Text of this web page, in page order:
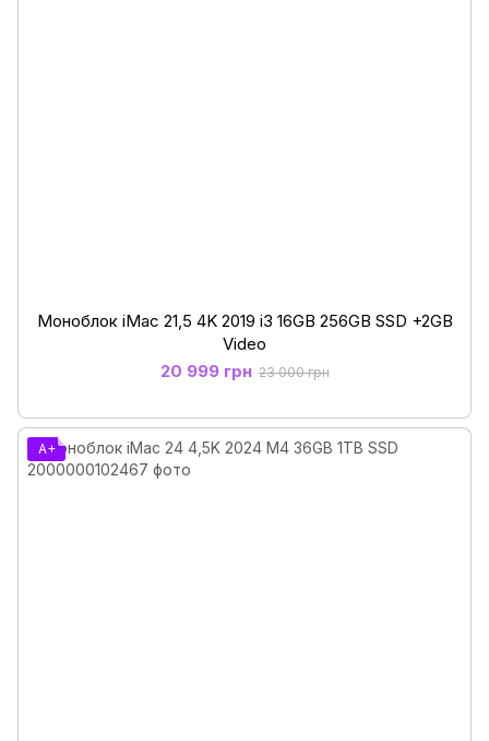
Моноблок iMac 21,5 4K 2019 i3 16GB 256GB SSD +2GB
Video
20 999 грн 23 000 грн
A+